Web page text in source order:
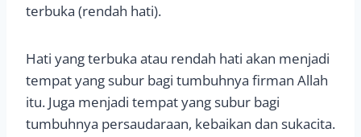
terbuka (rendah hati).
Hati yang terbuka atau rendah hati akan menjadi
tempat yang subur bagi tumbuhnya firman Allah
itu. Juga menjadi tempat yang subur bagi
tumbuhnya persaudaraan, kebaikan dan sukacita.